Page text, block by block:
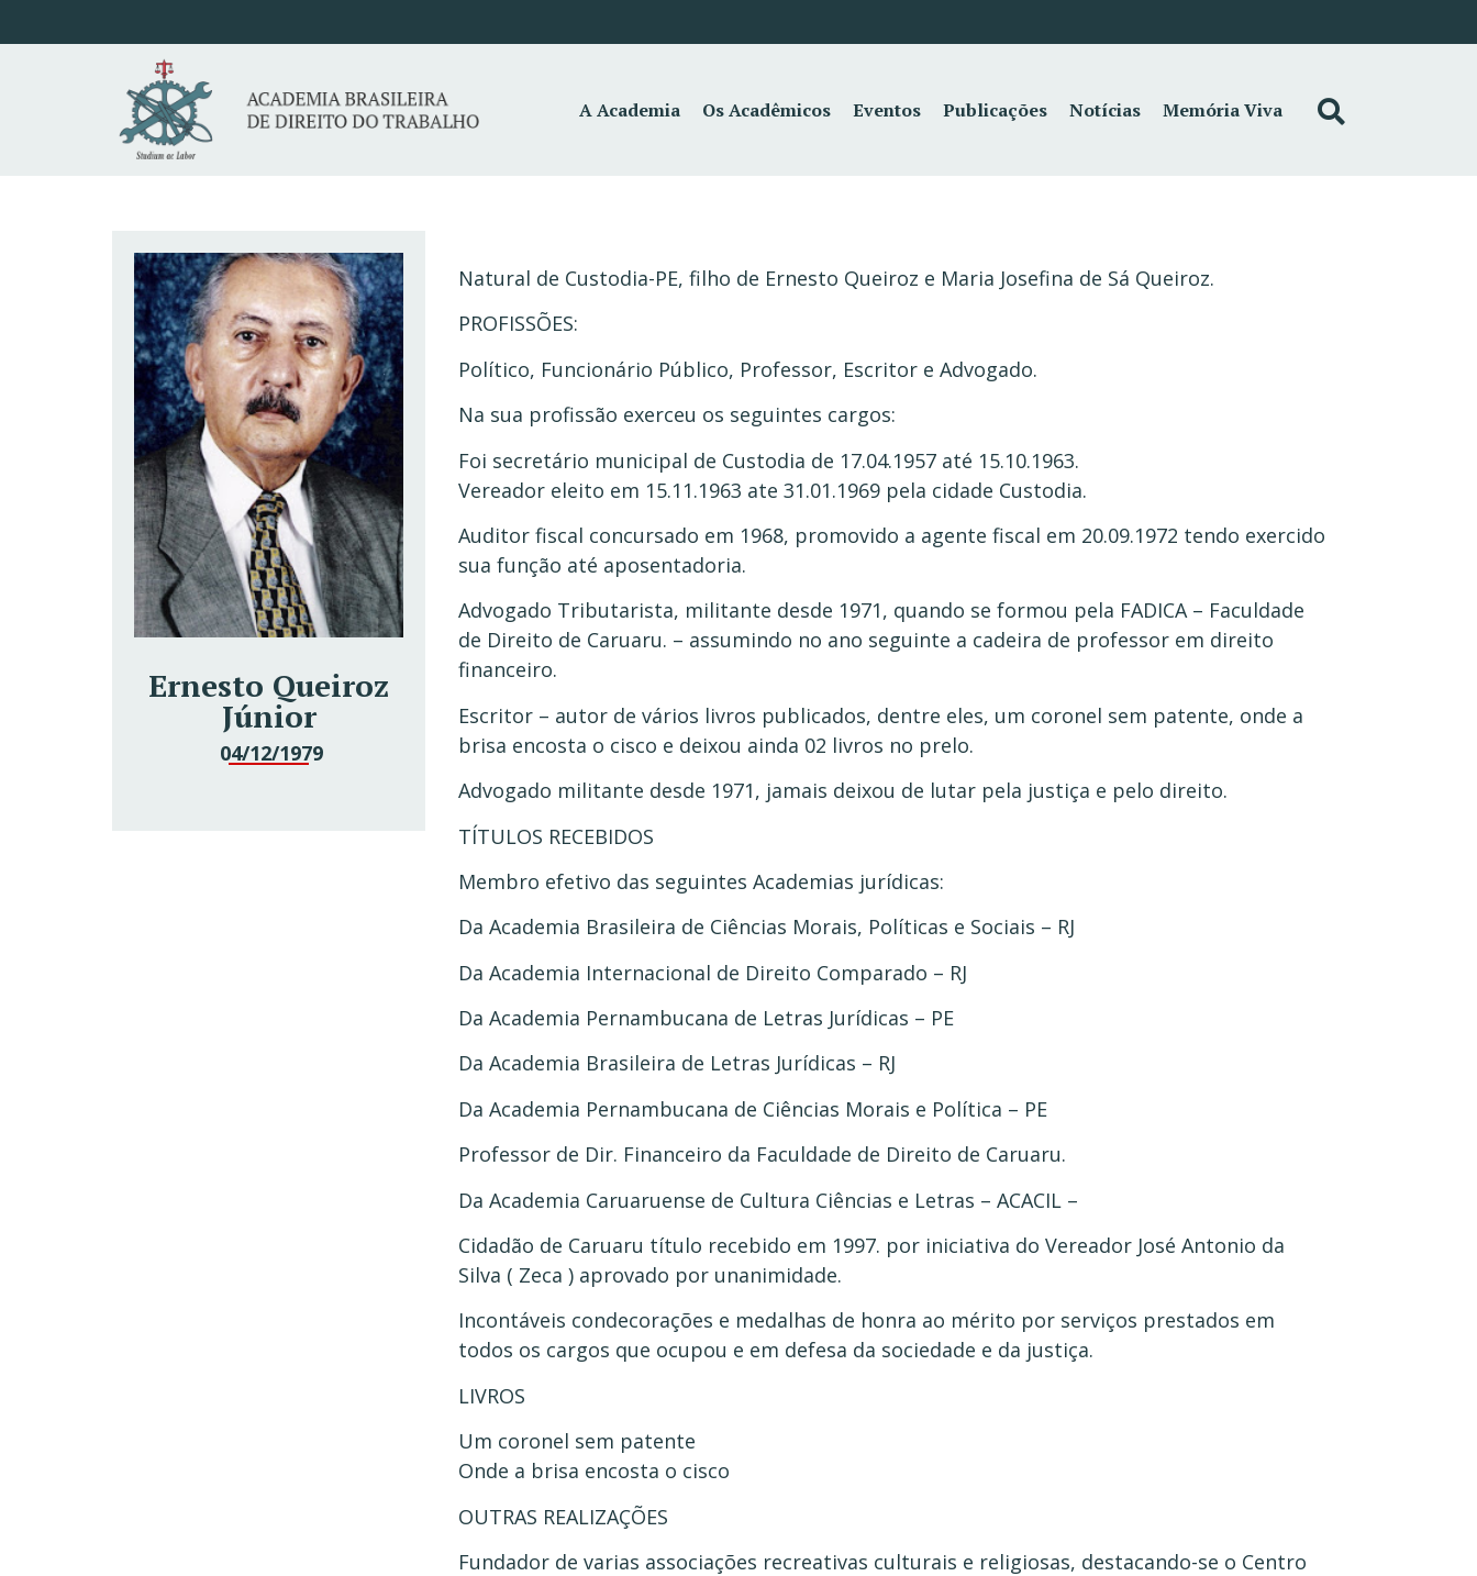
A Academia Os Acadêmicos Eventos Publicações Notícias Memória Viva
Ernesto Queiroz
Júnior
04/12/1979
Natural de Custodia-PE, filho de Ernesto Queiroz e Maria Josefina de Sá Queiroz.
PROFISSÕES:
Político, Funcionário Público, Professor, Escritor e Advogado.
Na sua profissão exerceu os seguintes cargos:
Foi secretário municipal de Custodia de 17.04.1957 até 15.10.1963.
Vereador eleito em 15.11.1963 ate 31.01.1969 pela cidade Custodia.
Auditor fiscal concursado em 1968, promovido a agente fiscal em 20.09.1972 tendo exercido
sua função até aposentadoria.
Advogado Tributarista, militante desde 1971, quando se formou pela FADICA – Faculdade
de Direito de Caruaru. – assumindo no ano seguinte a cadeira de professor em direito
financeiro.
Escritor – autor de vários livros publicados, dentre eles, um coronel sem patente, onde a
brisa encosta o cisco e deixou ainda 02 livros no prelo.
Advogado militante desde 1971, jamais deixou de lutar pela justiça e pelo direito.
TÍTULOS RECEBIDOS
Membro efetivo das seguintes Academias jurídicas:
Da Academia Brasileira de Ciências Morais, Políticas e Sociais – RJ
Da Academia Internacional de Direito Comparado – RJ
Da Academia Pernambucana de Letras Jurídicas – PE
Da Academia Brasileira de Letras Jurídicas – RJ
Da Academia Pernambucana de Ciências Morais e Política – PE
Professor de Dir. Financeiro da Faculdade de Direito de Caruaru.
Da Academia Caruaruense de Cultura Ciências e Letras – ACACIL –
Cidadão de Caruaru título recebido em 1997. por iniciativa do Vereador José Antonio da
Silva ( Zeca ) aprovado por unanimidade.
Incontáveis condecorações e medalhas de honra ao mérito por serviços prestados em
todos os cargos que ocupou e em defesa da sociedade e da justiça.
LIVROS
Um coronel sem patente
Onde a brisa encosta o cisco
OUTRAS REALIZAÇÕES
Fundador de varias associações recreativas culturais e religiosas, destacando-se o Centro